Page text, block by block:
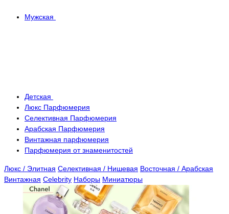
Мужская
Детская
Люкс Парфюмерия
Селективная Парфюмерия
Арабская Парфюмерия
Винтажная парфюмерия
Парфюмерия от знаменитостей
Люкс / Элитная Селективная / Нишевая Восточная / Арабская
Винтажная Celebrity Наборы Миниатюры